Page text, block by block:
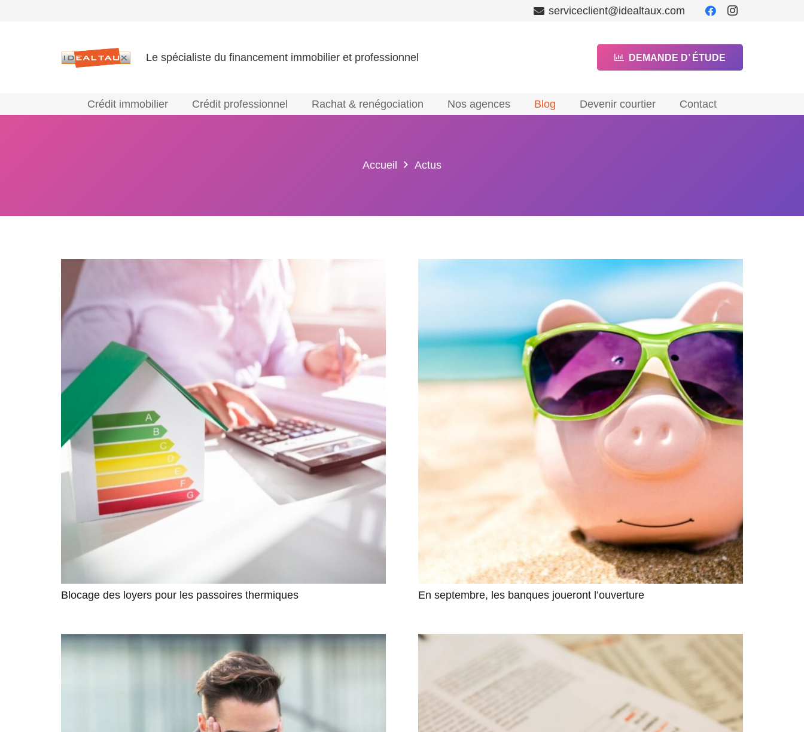
serviceclient@idealtaux.com
Le spécialiste du financement immobilier et professionnel DEMANDE D’ ÉTUDE
Crédit immobilier Crédit professionnel Rachat & renégociation Nos agences Blog Devenir courtier Contact
Accueil Actus
Blocage des loyers pour les passoires thermiques En septembre, les banques joueront l’ouverture